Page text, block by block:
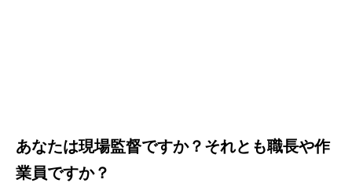
あなたは現場監督ですか？それとも職長や作
業員ですか？